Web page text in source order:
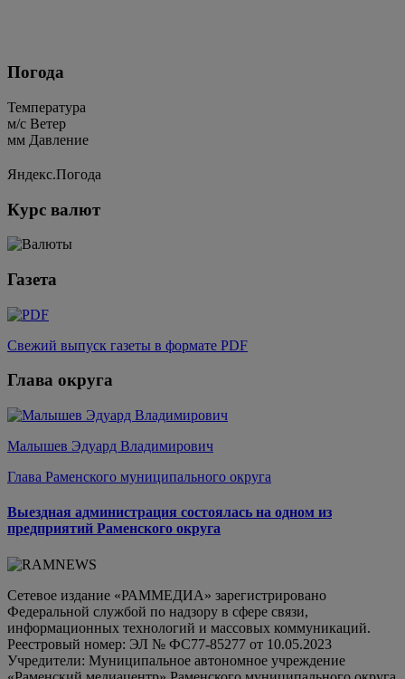
Погода
Температура
м/c Ветер
мм Давление
Яндекс.Погода
Курс валют
Газета
Свежий выпуск газеты в формате PDF
Глава округа
Малышев Эдуард Владимирович
Глава Раменского муниципального округа
Выездная администрация состоялась на одном из
предприятий Раменского округа
Сетевое издание «РАММЕДИА» зарегистрировано
Федеральной службой по надзору в сфере связи,
информационных технологий и массовых коммуникаций.
Реестровый номер: ЭЛ № ФС77-85277 от 10.05.2023
Учредители: Муниципальное автономное учреждение